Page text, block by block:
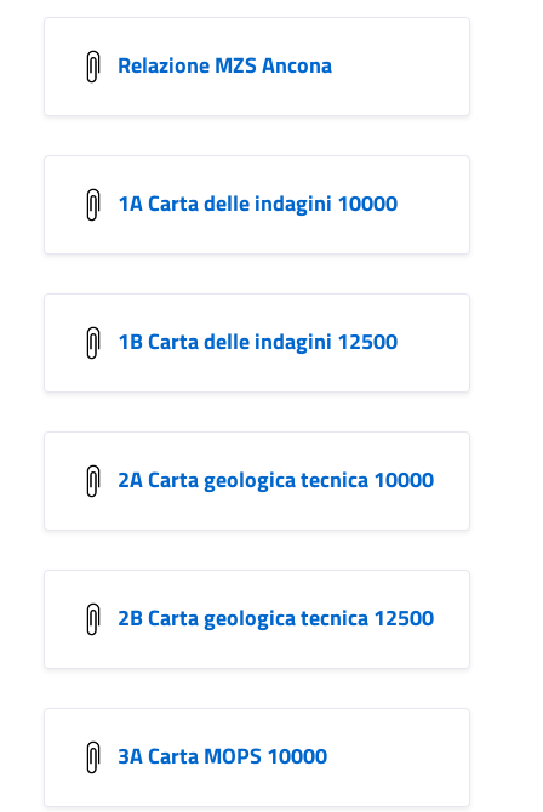
Relazione MZS Ancona
1A Carta delle indagini 10000
1B Carta delle indagini 12500
2A Carta geologica tecnica 10000
2B Carta geologica tecnica 12500
3A Carta MOPS 10000